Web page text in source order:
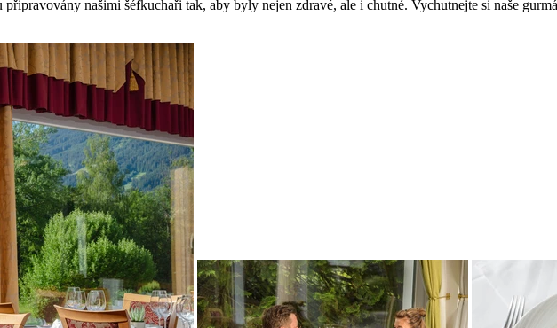
našimi šéfkuchaři tak, aby byly nejen zdravé, ale i chutné. Vychutnejte si naše